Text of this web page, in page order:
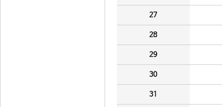
27
28
29
30
31